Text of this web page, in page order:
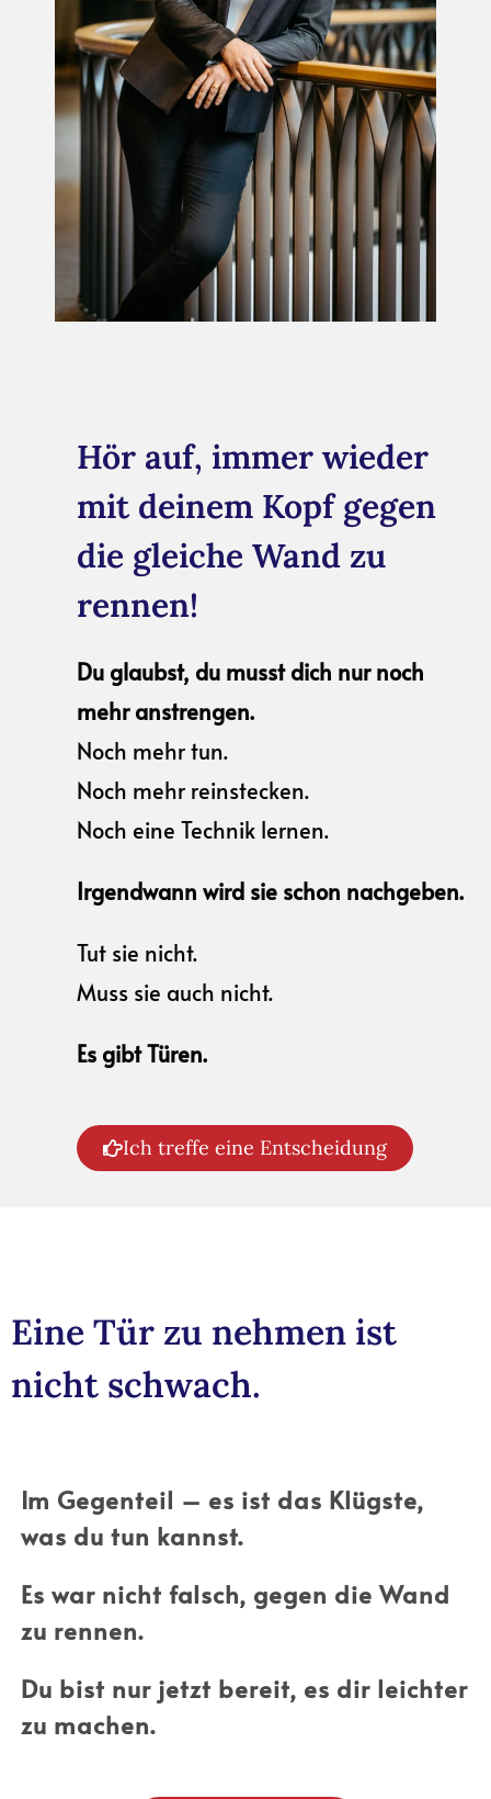
Hör auf, immer wieder
mit deinem Kopf gegen
die gleiche Wand zu
rennen!
Du glaubst, du musst dich nur noch
mehr anstrengen.
Noch mehr tun.
Noch mehr reinstecken.
Noch eine Technik lernen.
Irgendwann wird sie schon nachgeben.
Tut sie nicht.
Muss sie auch nicht.
Es gibt Türen.
Ich treffe eine Entscheidung
Eine Tür zu nehmen ist
nicht schwach.
Im Gegenteil – es ist das Klügste,
was du tun kannst.
Es war nicht falsch, gegen die Wand
zu rennen.
Du bist nur jetzt bereit, es dir leichter
zu machen.